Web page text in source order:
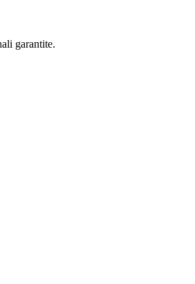
garantite.